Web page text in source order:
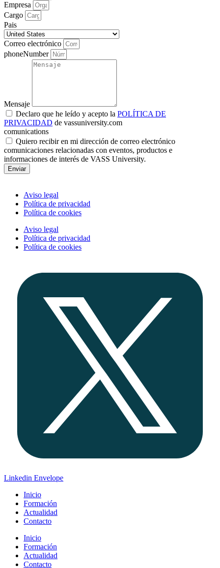
Empresa
Cargo
Pais
Correo electrónico
phoneNumber
Mensaje
Declaro que he leído y acepto la POLÍTICA DE
PRIVACIDAD de vassuniversity.com
comunications
Quiero recibir en mi dirección de correo electrónico
comunicaciones relacionadas con eventos, productos e
informaciones de interés de VASS University.
Enviar
Aviso legal
Política de privacidad
Política de cookies
Aviso legal
Política de privacidad
Política de cookies
Linkedin Envelope
Inicio
Formación
Actualidad
Contacto
Inicio
Formación
Actualidad
Contacto